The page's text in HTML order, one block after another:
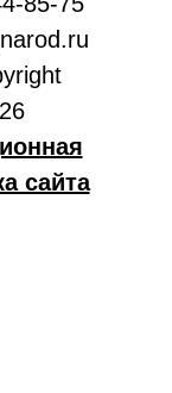
сайта